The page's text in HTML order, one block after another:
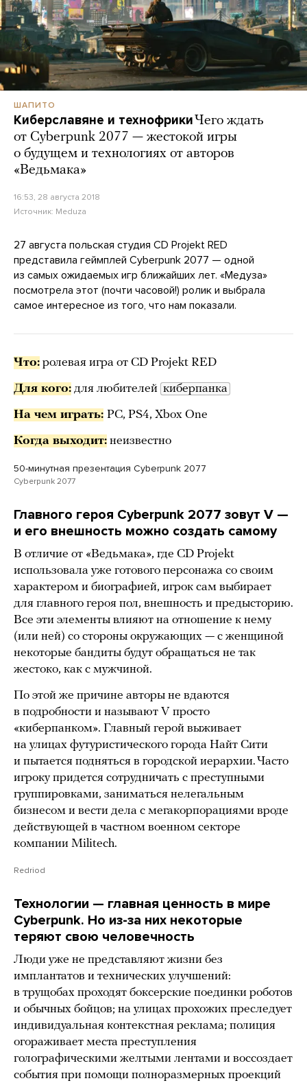
ШАПИТО
Киберславяне и технофрики Чего ждать
от Cyberpunk 2077 — жестокой игры
о будущем и технологиях от авторов
«Ведьмака»
16:53, 28 августа 2018
Источник: Meduza
27 августа польская студия CD Projekt RED
представила геймплей Cyberpunk 2077 — одной
из самых ожидаемых игр ближайших лет. «Медуза»
посмотрела этот (почти часовой!) ролик и выбрала
самое интересное из того, что нам показали.
Что: ролевая игра от CD Projekt RED
Для кого: для любителей киберпанка
На чем играть: PC, PS4, Xbox One
Когда выходит: неизвестно
50-минутная презентация Cyberpunk 2077
Cyberpunk 2077
Главного героя Cyberpunk 2077 зовут V —
и его внешность можно создать самому
В отличие от «Ведьмака», где CD Projekt
использовала уже готового персонажа со своим
характером и биографией, игрок сам выбирает
для главного героя пол, внешность и предысторию.
Все эти элементы влияют на отношение к нему
(или ней) со стороны окружающих — с женщиной
некоторые бандиты будут обращаться не так
жестоко, как с мужчиной.
По этой же причине авторы не вдаются
в подробности и называют V просто
«киберпанком». Главный герой выживает
на улицах футуристического города Найт Сити
и пытается подняться в городской иерархии. Часто
игроку придется сотрудничать с преступными
группировками, заниматься нелегальным
бизнесом и вести дела с мегакорпорациями вроде
действующей в частном военном секторе
компании Militech.
Redriod
Технологии — главная ценность в мире
Cyberpunk. Но из-за них некоторые
теряют свою человечность
Люди уже не представляют жизни без
имплантатов и технических улучшений:
в трущобах проходят боксерские поединки роботов
и обычных бойцов; на улицах прохожих преследует
индивидуальная контекстная реклама; полиция
огораживает места преступления
голографическими желтыми лентами и воссоздает
события при помощи полноразмерных проекций